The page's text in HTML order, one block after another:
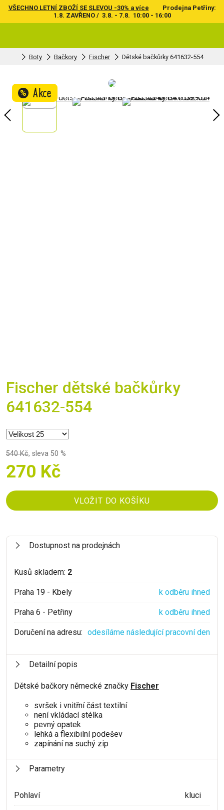
VŠECHNO LETNÍ ZBOŽÍ SE SLEVOU -30% a více
Prodejna Petřiny:
1.8. ZAVŘENO / 3.8. - 7.8. 10:00 - 16:00
Boty Bačkory Fischer Dětské bačkůrky 641632-554
% Akce
Fischer dětské bačkůrky
641632-554
540 Kč, sleva 50 %
270 Kč
Dostupnost na prodejnách
Kusů skladem: 2
Praha 19 - Kbely k odběru ihned
Praha 6 - Petřiny k odběru ihned
Doručení na adresu: odesíláme následující pracovní den
Detailní popis
Dětské bačkory německé značky Fischer
svršek i vnitřní část textilní
není vkládací stélka
pevný opatek
lehká a flexibilní podešev
zapínání na suchý zip
Parametry
Pohlaví kluci